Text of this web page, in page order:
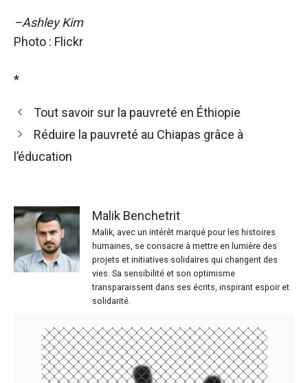
–Ashley Kim
Photo : Flickr
*
Tout savoir sur la pauvreté en Éthiopie
Réduire la pauvreté au Chiapas grâce à
l’éducation
Malik Benchetrit
Malik, avec un intérêt marqué pour les histoires
humaines, se consacre à mettre en lumière des
projets et initiatives solidaires qui changent des
vies. Sa sensibilité et son optimisme
transparaissent dans ses écrits, inspirant espoir et
solidarité.